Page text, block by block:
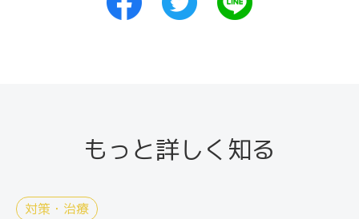
もっと詳しく知る
対策・治療